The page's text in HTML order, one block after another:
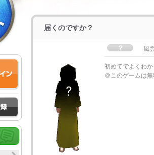
届くのですか？
風
初めてでよくわ
＠このゲームは